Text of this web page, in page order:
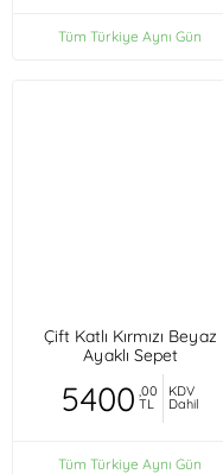
Tüm Türkiye Aynı Gün
Çift Katlı Kırmızı Beyaz
Ayaklı Sepet
5400 ,00
TL
KDV
Dahil
Tüm Türkiye Aynı Gün